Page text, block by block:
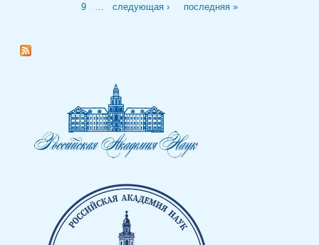
9 … следующая › последняя »